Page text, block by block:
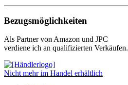
Bezugsmöglichkeiten
Als Partner von Amazon und JPC
verdiene ich an qualifizierten Verkäufen.
Nicht mehr im Handel erhältlich